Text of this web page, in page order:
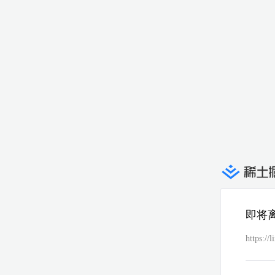
即将
https://